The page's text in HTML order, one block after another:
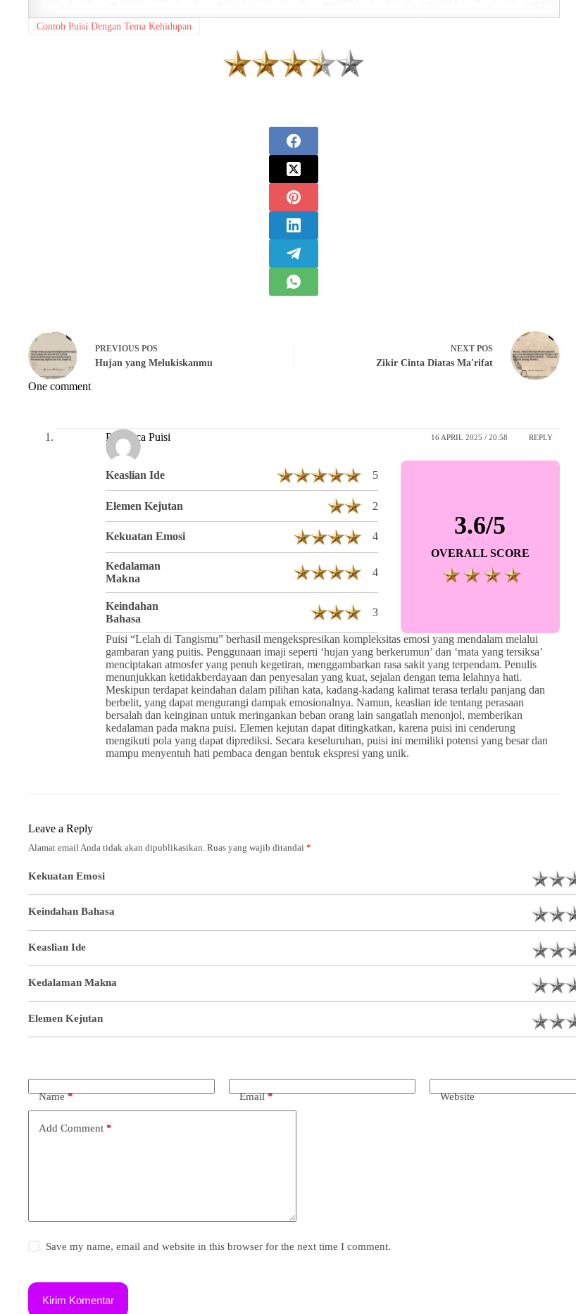
Contoh Puisi Dengan Tema Kehidupan
PREVIOUS POS
Hujan yang Melukiskanmu
NEXT POS
Zikir Cinta Diatas Ma'rifat
One comment
Pembaca Puisi 16 APRIL 2025 / 20:58 REPLY
Keaslian Ide 5
Elemen Kejutan 2
Kekuatan Emosi 4
Kedalaman
Makna
4
Keindahan
Bahasa
3
3.6/5
OVERALL SCORE
Puisi “Lelah di Tangismu” berhasil mengekspresikan kompleksitas emosi yang mendalam melalui
gambaran yang puitis. Penggunaan imaji seperti ‘hujan yang berkerumun’ dan ‘mata yang tersiksa’
menciptakan atmosfer yang penuh kegetiran, menggambarkan rasa sakit yang terpendam. Penulis
menunjukkan ketidakberdayaan dan penyesalan yang kuat, sejalan dengan tema lelahnya hati.
Meskipun terdapat keindahan dalam pilihan kata, kadang-kadang kalimat terasa terlalu panjang dan
berbelit, yang dapat mengurangi dampak emosionalnya. Namun, keaslian ide tentang perasaan
bersalah dan keinginan untuk meringankan beban orang lain sangatlah menonjol, memberikan
kedalaman pada makna puisi. Elemen kejutan dapat ditingkatkan, karena puisi ini cenderung
mengikuti pola yang dapat diprediksi. Secara keseluruhan, puisi ini memiliki potensi yang besar dan
mampu menyentuh hati pembaca dengan bentuk ekspresi yang unik.
Leave a Reply
Alamat email Anda tidak akan dipublikasikan. Ruas yang wajib ditandai *
Kekuatan Emosi
Keindahan Bahasa
Keaslian Ide
Kedalaman Makna
Elemen Kejutan
Name* Email* Website
Add Comment *
Save my name, email and website in this browser for the next time I comment.
Kirim Komentar